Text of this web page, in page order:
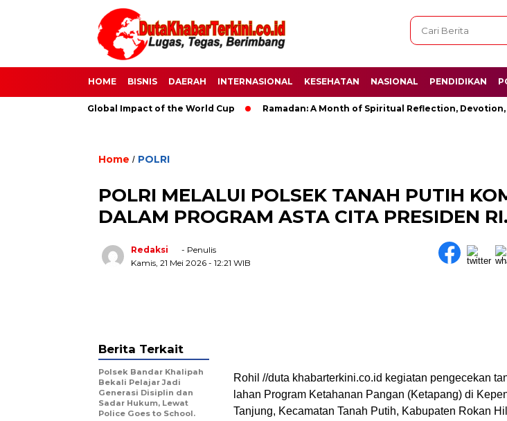
HOME BISNIS DAERAH INTERNASIONAL KESEHATAN NASIONAL PENDIDIKAN
The Global Impact of the World Cup Ramadan: A Month of Spiritual Reflection, Devotion, and
Home / POLRI
POLRI MELALUI POLSEK TANAH PUTIH
DALAM PROGRAM ASTA CITA PRESIDEN RI.
Redaksi
- Penulis
Kamis, 21 Mei 2026 - 12:21 WIB
Rohil //duta khabarterkini.co.id kegiatan pengecekan
lahan Program Ketahanan Pangan (Ketapang) di
Tanjung, Kecamatan Tanah Putih, Kabupaten Rokan
Berita Terkait
Polsek Bandar Khalipah
Bekali Pelajar Jadi
Generasi Disiplin dan
Sadar Hukum, Lewat
Police Goes to School.